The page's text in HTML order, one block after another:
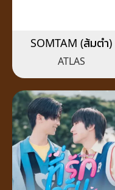
SOMTAM (ส้มตำ)
ATLAS